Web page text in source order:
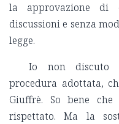
la approvazione di
discussioni e senza
legge.
Io non discuto
procedura adottata,
Giuffrè. So bene che
rispettato. Ma la